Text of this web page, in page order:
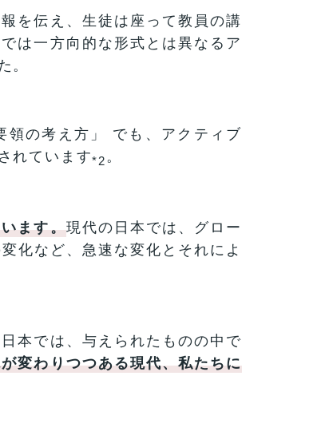
を伝え、生徒は座って教員の講
は一方向的な形式とは異なるア
。
領の考え方」 でも、アクティブ
れています*2 。
ます。現代の日本では、グロー
化など、急速な変化とそれによ
本では、与えられたものの中で
変わりつつある現代、私たちに